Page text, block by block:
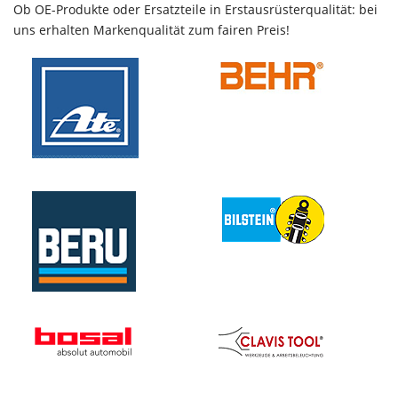
Ob OE-Produkte oder Ersatzteile in Erstausrüsterqualität: bei
uns erhalten Markenqualität zum fairen Preis!